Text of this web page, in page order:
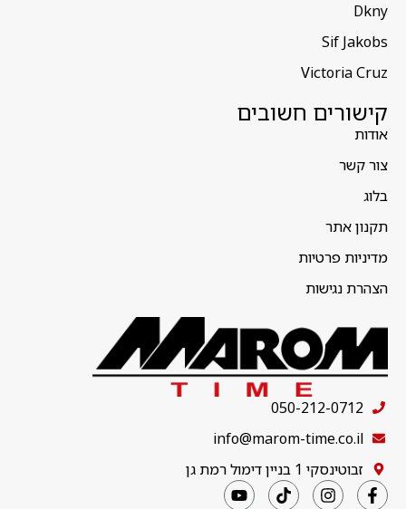
Dkny
Sif Jakobs
Victoria Cruz
קישורים חשובים
אודות
צור קשר
בלוג
תקנון אתר
מדיניות פרטיות
הצהרת נגישות
050-212-0712
info@marom-time.co.il
זבוטינסקי 1 בניין דימול רמת גן